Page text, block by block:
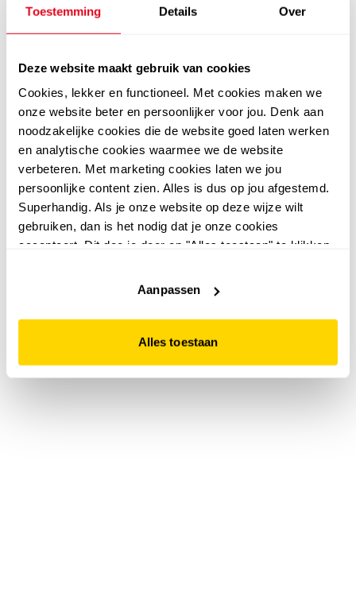
Toestemming Details Over
Deze website maakt gebruik van cookies
Cookies, lekker en functioneel. Met cookies maken we
onze website beter en persoonlijker voor jou. Denk aan
noodzakelijke cookies die de website goed laten werken
en analytische cookies waarmee we de website
verbeteren. Met marketing cookies laten we jou
persoonlijke content zien. Alles is dus op jou afgestemd.
Superhandig. Als je onze website op deze wijze wilt
gebruiken, dan is het nodig dat je onze cookies
accepteert. Dit doe je door op "Alles toestaan" te klikken.
website niet optimaal functioneert.
Aanpassen
Alles toestaan